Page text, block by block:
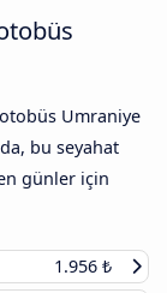
Umraniye
bu seyahat
günler için
1.956 ₺